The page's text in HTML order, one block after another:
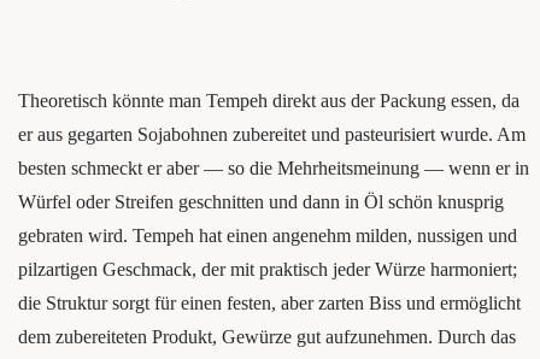
Theo­re­tisch könn­te man Tem­peh direkt aus der Packung essen, da
er aus gegar­ten Soja­boh­nen zube­rei­tet und pas­teu­ri­siert wur­de. Am
bes­ten schmeckt er aber — so die Mehr­heits­mei­nung — wenn er in
Wür­fel oder Strei­fen geschnit­ten und dann in Öl schön knusp­rig
gebra­ten wird. Tem­peh hat einen ange­nehm mil­den, nussi­gen und
pilz­ar­ti­gen Geschmack, der mit prak­tisch jeder Wür­ze har­mo­niert;
die Struk­tur sorgt für einen fes­ten, aber zar­ten Biss und ermög­licht
dem zube­rei­te­ten Pro­dukt, Gewür­ze gut auf­zu­neh­men. Durch das